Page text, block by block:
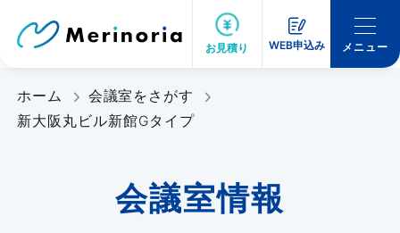
お見積り WEB申込み メニュー
ホーム
会議室をさがす
新大阪丸ビル新館Gタイプ
会議室情報